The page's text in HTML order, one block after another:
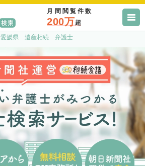
月間閲覧件数
200万超
愛媛県 遺産相続 弁護士